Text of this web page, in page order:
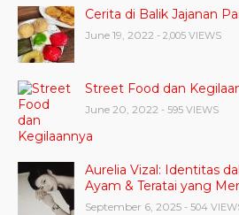
Cerita di Balik Jajanan
June 19, 2022 - 2,005 VIEWS
Street Food dan
June 20, 2022 - 595 VIEWS
Aurelia Vizal: Identitas
Ayam & Teratai yang
September 6, 2025 - 504